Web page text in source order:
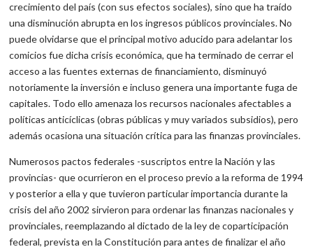
crecimiento del país (con sus efectos sociales), sino que ha traído
una disminución abrupta en los ingresos públicos provinciales. No
puede olvidarse que el principal motivo aducido para adelantar los
comicios fue dicha crisis económica, que ha terminado de cerrar el
acceso a las fuentes externas de financiamiento, disminuyó
notoriamente la inversión e incluso genera una importante fuga de
capitales. Todo ello amenaza los recursos nacionales afectables a
políticas anticíclicas (obras públicas y muy variados subsidios), pero
además ocasiona una situación crítica para las finanzas provinciales.
Numerosos pactos federales -suscriptos entre la Nación y las
provincias- que ocurrieron en el proceso previo a la reforma de 1994
y posterior a ella y que tuvieron particular importancia durante la
crisis del año 2002 sirvieron para ordenar las finanzas nacionales y
provinciales, reemplazando al dictado de la ley de coparticipación
federal, prevista en la Constitución para antes de finalizar el año